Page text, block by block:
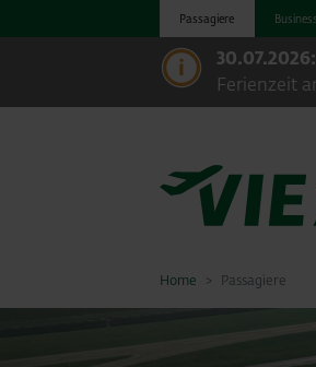
Passagiere
30.07.2026:
Ferienzeit
Home Passagiere